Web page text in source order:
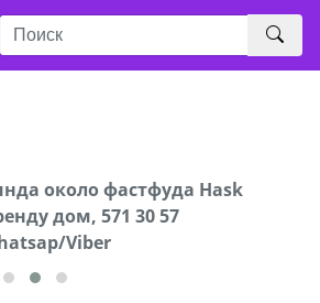
около фастфуда Hask
дом, 571 30 57
Viber
марки Prado,571 30 57
Viber